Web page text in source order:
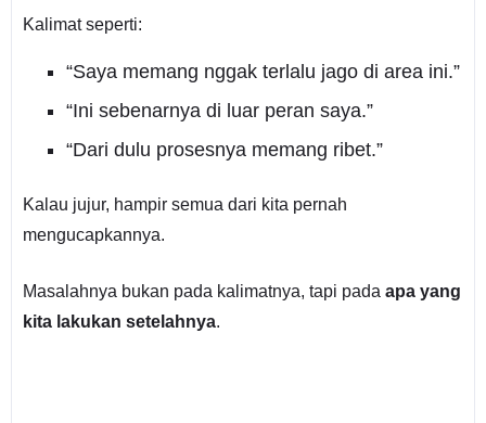
Kalimat seperti:
“Saya memang nggak terlalu jago di area ini.”
“Ini sebenarnya di luar peran saya.”
“Dari dulu prosesnya memang ribet.”
Kalau jujur, hampir semua dari kita pernah
mengucapkannya.
Masalahnya bukan pada kalimatnya, tapi pada apa yang
kita lakukan setelahnya.